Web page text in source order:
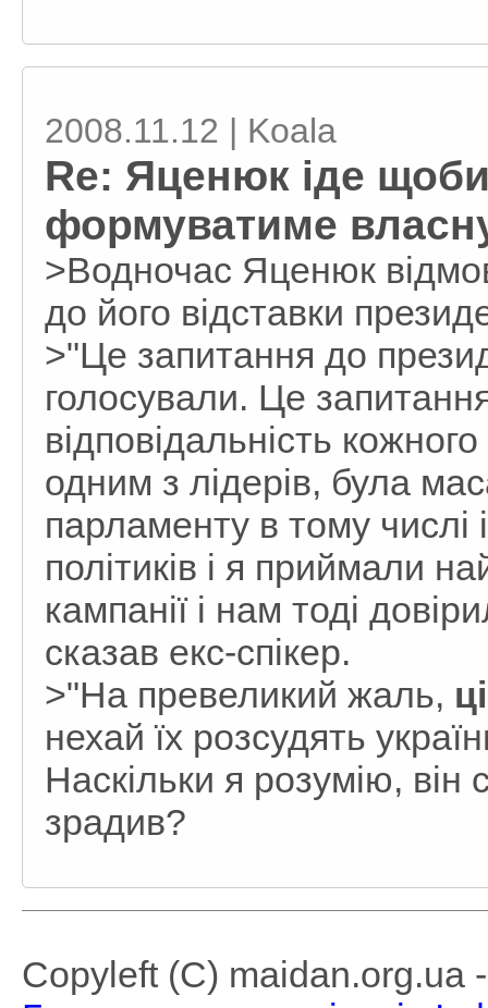
2008.11.12 | Koala
Re: Яценюк іде
формуватиме
>Водночас Яценюк
до його відставки
>"Це запитання до
голосували. Це
відповідальність
одним з лідерів, була
парламенту в тому числі
політиків і я приймали
кампанії і нам тоді
сказав екс-спікер.
>"На превеликий жаль,
нехай їх розсудять
Наскільки я розумію, він
зрадив?
Copyleft (C) maidan.org.ua